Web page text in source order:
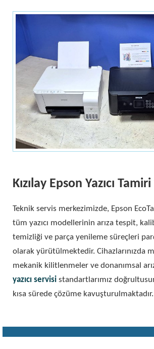
Kızılay Epson Yazıcı
Teknik servis merkezimizde, Epson
tüm yazıcı modellerinin arıza tespit,
temizliği ve parça yenileme süreçleri
olarak yürütülmektedir. Cihazlarınızda
mekanik kilitlenmeler ve donanımsal
yazıcı servisi standartlarımız
kısa sürede çözüme kavuşturulmaktadır.